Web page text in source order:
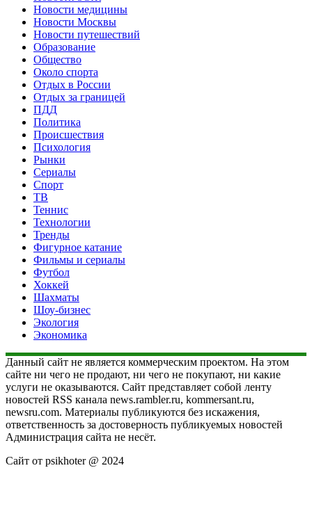
Новости медицины
Новости Москвы
Новости путешествий
Образование
Общество
Около спорта
Отдых в России
Отдых за границей
ПДД
Политика
Происшествия
Психология
Рынки
Сериалы
Спорт
ТВ
Теннис
Технологии
Тренды
Фигурное катание
Фильмы и сериалы
Футбол
Хоккей
Шахматы
Шоу-бизнес
Экология
Экономика
Данный сайт не является коммерческим проектом. На этом
сайте ни чего не продают, ни чего не покупают, ни какие
услуги не оказываются. Сайт представляет собой ленту
новостей RSS канала news.rambler.ru, kommersant.ru,
newsru.com. Материалы публикуются без искажения,
ответственность за достоверность публикуемых новостей
Администрация сайта не несёт.
Сайт от psikhoter @ 2024